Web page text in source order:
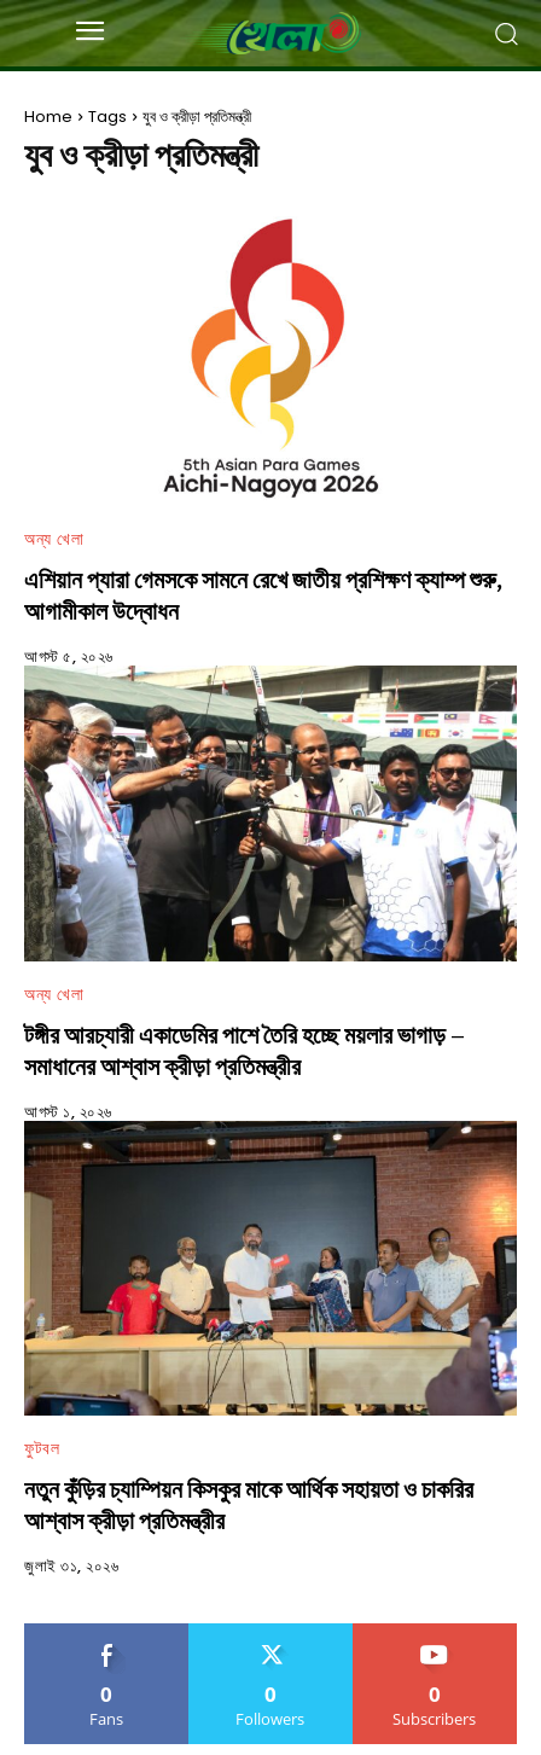
Home Tags যুব ও ক্রীড়া প্রতিমন্ত্রী
যুব ও ক্রীড়া প্রতিমন্ত্রী
অন্য খেলা
এশিয়ান প্যারা গেমসকে সামনে রেখে জাতীয় প্রশিক্ষণ ক্যাম্প শুরু,
আগামীকাল উদ্বোধন
আগস্ট ৫, ২০২৬
অন্য খেলা
টঙ্গীর আরচ্যারী একাডেমির পাশে তৈরি হচ্ছে ময়লার ভাগাড় –
সমাধানের আশ্বাস ক্রীড়া প্রতিমন্ত্রীর
আগস্ট ১, ২০২৬
ফুটবল
নতুন কুঁড়ির চ্যাম্পিয়ন কিসকুর মাকে আর্থিক সহায়তা ও চাকরির
আশ্বাস ক্রীড়া প্রতিমন্ত্রীর
জুলাই ৩১, ২০২৬
0
Fans
0
Followers
0
Subscribers